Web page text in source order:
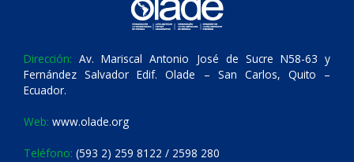
Dirección: Av. Mariscal Antonio José de Sucre N58-63 y
Fernández Salvador Edif. Olade – San Carlos, Quito –
Ecuador.
Web: www.olade.org
Teléfono: (593 2) 259 8122 / 2598 280